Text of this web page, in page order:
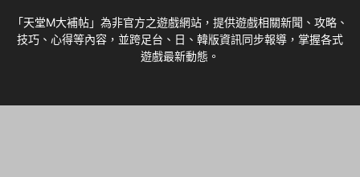
「天堂M大補帖」為非官方之遊戲網站，提供遊戲相關新聞、攻略、
技巧、心得等內容，並跨足台、日、韓版資訊同步報導，掌握各式
遊戲最新動態。